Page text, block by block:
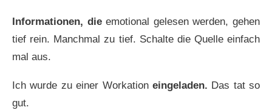
Informationen, dieemotional gelesen werden, gehen
tief rein. Manchmal zu tief. Schalte die Quelle einfach
mal aus.
Ich wurde zu einer Workation eingeladen. Das tat so
gut.